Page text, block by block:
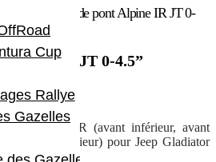
/ Kit 8 tirants de pont Alpine IR JT 0-
Alpine IR JT 0-4.5”
Alpine IR (avant inférieur, avant
et arrière inférieur) pour Jeep Gladiator
pouces
Cup
Rallye
Gazelles